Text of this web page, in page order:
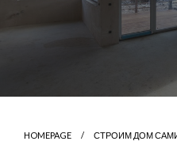
HOMEPAGE
СТРОИМ ДОМ